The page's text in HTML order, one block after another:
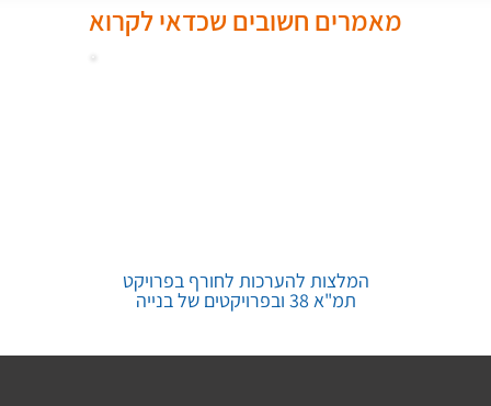
המלצות להערכות לחורף בפרויקט
תמ"א 38 ובפרויקטים של בנייה
מאמרים חשובים שכדאי לקרוא